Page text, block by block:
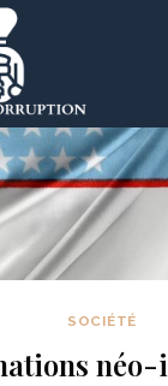
SOCIÉTÉ